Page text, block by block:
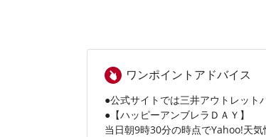
ワンポイントアドバイス
●公式サイトでは三井アウトレット
●【ハッピーアンブレラＤＡＹ】
当日朝9時30分の時点でYahoo!天